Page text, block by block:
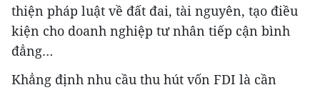
thiện pháp luật về đất đai, tài nguyên, tạo điều
kiện cho doanh nghiệp tư nhân tiếp cận bình
đẳng…
Khẳng định nhu cầu thu hút vốn FDI là cần